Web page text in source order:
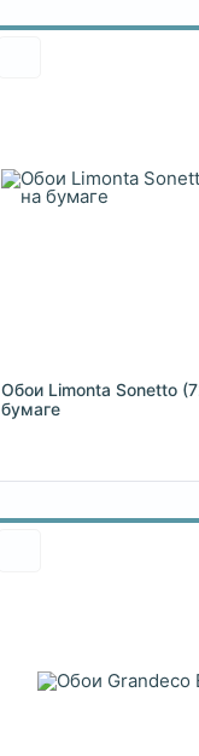
Обои Limonta Sonetto
бумаге